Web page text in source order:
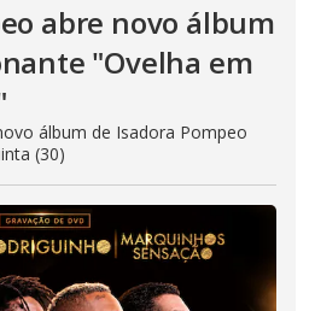
abre novo álbum
"Ovelha em
álbum de Isadora Pompeo
(30)